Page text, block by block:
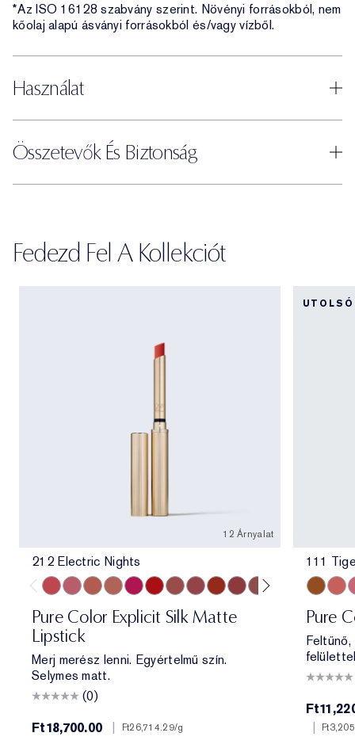
*Az ISO 16128 szabvány szerint. Növényi forrásokból, nem
kőolaj alapú ásványi forrásokból és/vagy vízből.
Használat
Összetevők És Biztonság
Fedezd Fel A Kollekciót
12 Árnyalat
212 Electric Nights
Pure Color Explicit Silk Matte
Lipstick
Merj merész lenni. Egyértelmű szín.
Selymes matt.
(0)
Ft18,700.00
| Ft26,714.29/g
111
Pure
|